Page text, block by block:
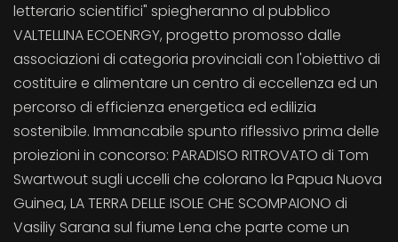
letterario scientifici" spiegheranno al pubblico
VALTELLINA ECOENRGY, progetto promosso dalle
associazioni di categoria provinciali con l'obiettivo di
costituire e alimentare un centro di eccellenza ed un
percorso di efficienza energetica ed edilizia
sostenibile. Immancabile spunto riflessivo prima delle
proiezioni in concorso: PARADISO RITROVATO di Tom
Swartwout sugli uccelli che colorano la Papua Nuova
Guinea, LA TERRA DELLE ISOLE CHE SCOMPAIONO di
Vasiliy Sarana sul fiume Lena che parte come un